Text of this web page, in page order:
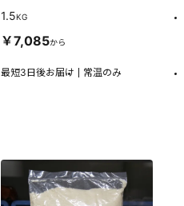
1.5KG
￥7,085から
最短3日後お届け 常温のみ